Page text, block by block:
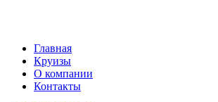
Главная
Круизы
О компании
Контакты